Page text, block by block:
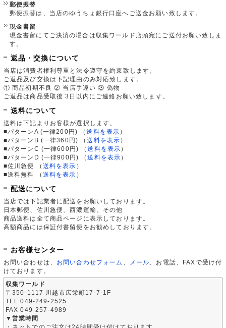
郵便振替
郵便振替は、当店のゆうちょ銀行口座へご送金お願い致します。
現金書留
現金書留にてご決済の場合は収集ワールド店頭宛にご送付お願い致しま
す。
返品・交換について
当店は消費者権利尊重と法令遵守を約束致します。
ご返品及び交換は下記理由のみ対応致します。
① 商品初期不良 ② 当店手違い ③ 偽物
ご返品は商品受取後 3日以内にご連絡お願い致します。
送料について
送料は下記よりお客様が選択します。
■パターンA (一律200円)
（送料を表示 ）
■パターンB (一律360円)
（送料を表示 ）
■パターンC (一律600円)
（送料を表示 ）
■パターンD (一律900円)
（送料を表示 ）
■佐川急便
（ 送料を表示 ）
■送料無料
（ 送料を表示 ）
配送について
当店では下記業者に配送をお願いしております。
日本郵便、佐川急便、西濃運輸、その他
商品送料は全て商品ページに表示しております。
高額商品には保証付書留便をお勧めしております。
お客様センター
お問い合わせは、 お問い合わせフォーム メール 、お電話、FAXで受け付
けております。
収集ワールド
〒350-1117 川越市広栄町17-7-1F
TEL 049-249-2525
FAX 049-257-4989
▼営業時間
・ネットでのご注文は24時間受け付けております。